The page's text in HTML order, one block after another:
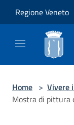
Regione Veneto
Home > Vivere
Mostra di pittura